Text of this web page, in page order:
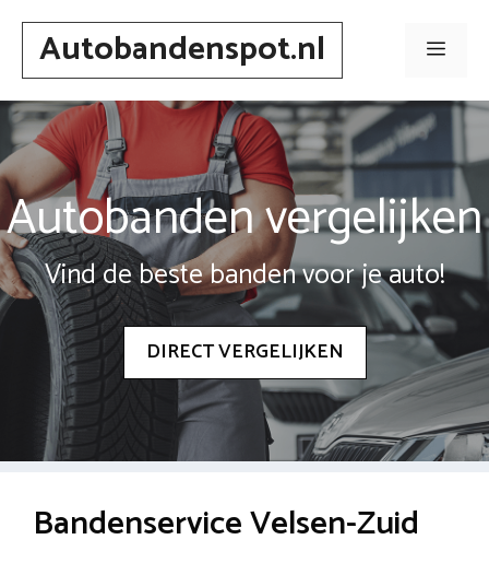
Spring
inhoudAutobandenspot.nl Menu
Autobanden vergelijken
Vind de beste banden voor je auto!
DIRECT VERGELIJKEN
Bandenservice Velsen-Zuid